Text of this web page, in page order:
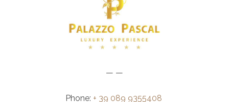
— —
Phone: + 39 089 9355408